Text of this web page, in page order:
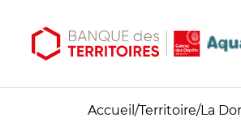
Accueil /Territoire/La